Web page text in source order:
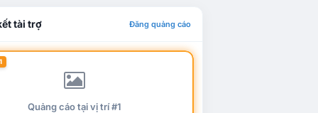
tài trợ Đăng quảng cáo
Quảng cáo tại vị trí #1